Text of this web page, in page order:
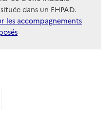
dans un EHPAD.
les accompagnements
Facebook
sur X